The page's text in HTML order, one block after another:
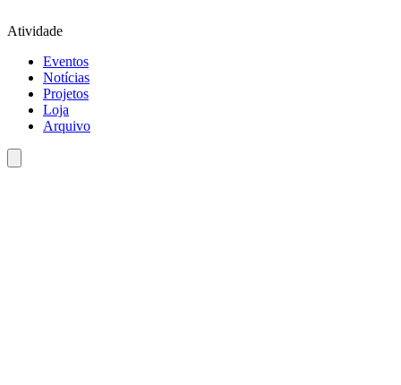
Atividade
Eventos
Notícias
Projetos
Loja
Arquivo